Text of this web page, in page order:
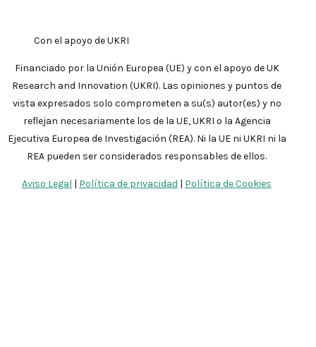
Con el apoyo de UKRI
Financiado por la Unión Europea (UE) y con el apoyo de UK
Research and Innovation (UKRI). Las opiniones y puntos de
vista expresados solo comprometen a su(s) autor(es) y no
reflejan necesariamente los de la UE, UKRI o la Agencia
Ejecutiva Europea de Investigación (REA). Ni la UE ni UKRI ni la
REA pueden ser considerados responsables de ellos.
Aviso Legal | Política de privacidad | Política de Cookies